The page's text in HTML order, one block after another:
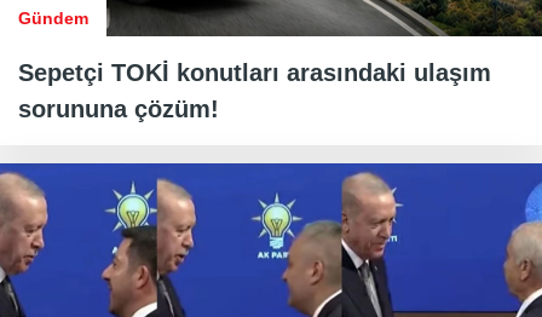
Gündem
Sepetçi TOKİ konutları arasındaki ulaşım
sorununa çözüm!